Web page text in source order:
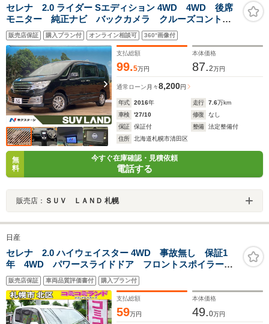
レーダークルーズコン
トロール/シートヒー
ター&ベンチレーショ
ン/100V充電/ETC2.0
セレナ 2.0 ライダー Sエディション 4WD 4WD 後席
モニター 純正ナビ バックカメラ クルーズコントロ
ール 電動スライドドア リアオートエアコン オート
ライト 純正15インチアルミホイール オートエアコ
ン ETC スマートキー
販売店保証 購入プラン付 オンライン相談可 360°画像付
支払総額
99.5万円
本体価格
87.2万円
通常ローン 月々8,200円
年式 2016年 走行 7.6万km
車検
'27/10 修復
なし
保証
保証付 整備
法定整備付
住所
北海道札幌市清田区
無
料
今すぐ在庫確認・見積依頼
電話する
販売店： ＳＵＶ ＬＡＮＤ 札幌
日産
セレナ 2.0 ハイウェイスター 4WD 事故無し 保証1
年 4WD パワースライドドア フロントスポイラー
リヤスポイラー 純正ナビ 地デジ Bluetooth接続 バ
ックカメラ ETC アイドリングストップ クルーズ
コントロール インテリジェントキー
販売店保証 車両品質評価書付 購入プラン付
支払総額
59万円
本体価格
49.0万円